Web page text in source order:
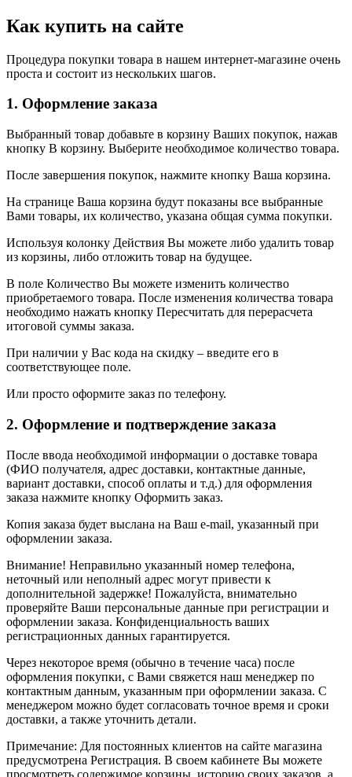
Как купить на сайте
Процедура покупки товара в нашем интернет-магазине очень
проста и состоит из нескольких шагов.
1. Оформление заказа
Выбранный товар добавьте в корзину Ваших покупок, нажав
кнопку В корзину. Выберите необходимое количество товара.
После завершения покупок, нажмите кнопку Ваша корзина.
На странице Ваша корзина будут показаны все выбранные
Вами товары, их количество, указана общая сумма покупки.
Используя колонку Действия Вы можете либо удалить товар
из корзины, либо отложить товар на будущее.
В поле Количество Вы можете изменить количество
приобретаемого товара. После изменения количества товара
необходимо нажать кнопку Пересчитать для перерасчета
итоговой суммы заказа.
При наличии у Вас кода на скидку – введите его в
соответствующее поле.
Или просто оформите заказ по телефону.
2. Оформление и подтверждение заказа
После ввода необходимой информации о доставке товара
(ФИО получателя, адрес доставки, контактные данные,
вариант доставки, способ оплаты и т.д.) для оформления
заказа нажмите кнопку Оформить заказ.
Копия заказа будет выслана на Ваш e-mail, указанный при
оформлении заказа.
Внимание! Неправильно указанный номер телефона,
неточный или неполный адрес могут привести к
дополнительной задержке! Пожалуйста, внимательно
проверяйте Ваши персональные данные при регистрации и
оформлении заказа. Конфиденциальность ваших
регистрационных данных гарантируется.
Через некоторое время (обычно в течение часа) после
оформления покупки, с Вами свяжется наш менеджер по
контактным данным, указанным при оформлении заказа. С
менеджером можно будет согласовать точное время и сроки
доставки, а также уточнить детали.
Примечание: Для постоянных клиентов на сайте магазина
предусмотрена Регистрация. В своем кабинете Вы можете
просмотреть содержимое корзины, историю своих заказов, а